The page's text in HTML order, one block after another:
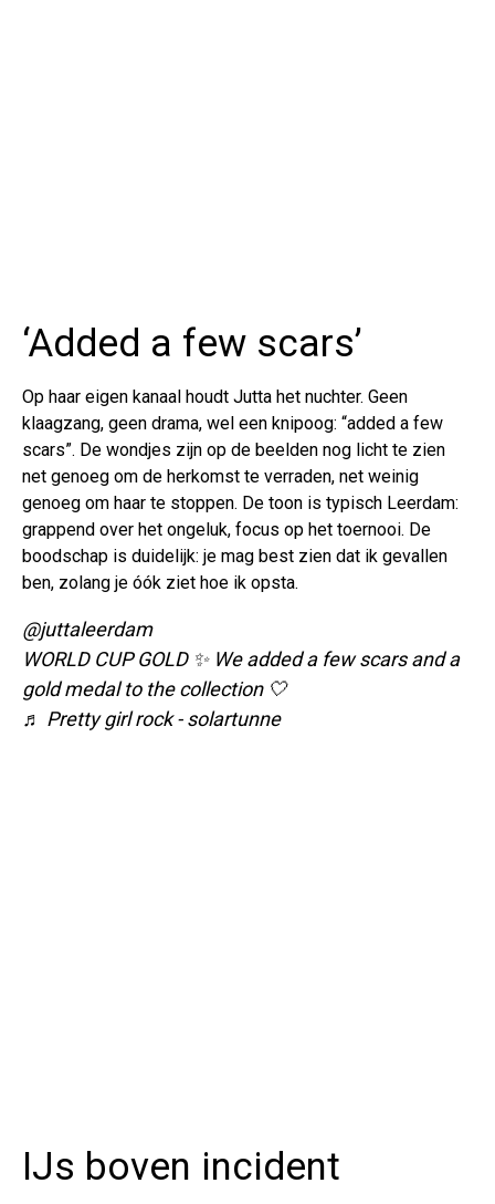
‘Added a few scars’
Op haar eigen kanaal houdt Jutta het nuchter. Geen
klaagzang, geen drama, wel een knipoog: “added a few
scars”. De wondjes zijn op de beelden nog licht te zien
net genoeg om de herkomst te verraden, net weinig
genoeg om haar te stoppen. De toon is typisch Leerdam:
grappend over het ongeluk, focus op het toernooi. De
boodschap is duidelijk: je mag best zien dat ik gevallen
ben, zolang je óók ziet hoe ik opsta.
@juttaleerdam
WORLD CUP GOLD ✨ We added a few scars and a
gold medal to the collection 🤍
♬ Pretty girl rock - solartunne
IJs boven incident